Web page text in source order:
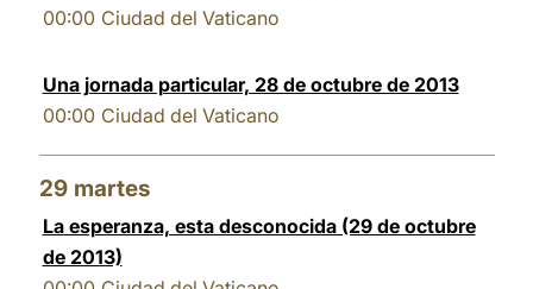
00:00 Ciudad del Vaticano
Una jornada particular, 28 de octubre de 2013
00:00 Ciudad del Vaticano
29 martes
La esperanza, esta desconocida (29 de octubre
de 2013)